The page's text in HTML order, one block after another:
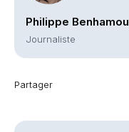
Philippe Benhamou
Journaliste
Partager